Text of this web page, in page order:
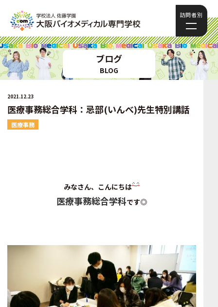
訪問者別
ブログ
BLOG
2021.12.23
医療事務総合学科：忌部(いんべ)先生特別講話
医療事務
みなさん、こんにちは
医療事務総合学科です◎